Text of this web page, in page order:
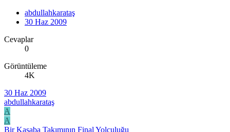
abdullahkarataş
30 Haz 2009
Cevaplar
0
Görüntüleme
4K
30 Haz 2009
abdullahkarataş
A
A
Bir Kasaba Takımının Final Yolculuğu